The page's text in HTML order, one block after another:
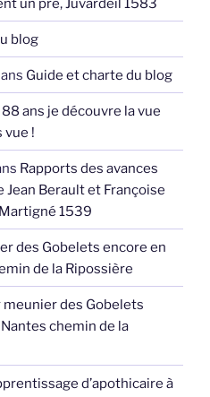
un pré, Juvardeil 1583
blog
Guide et charte du blog
ans je découvre la vue
vue !
Rapports des avances
Jean Berault et Françoise
1539
des Gobelets encore en
de la Ripossière
meunier des Gobelets
chemin de la
d’apothicaire à